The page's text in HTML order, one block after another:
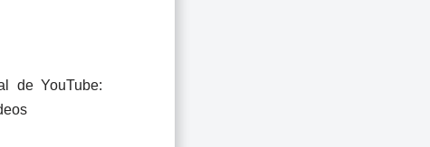
de YouTube: